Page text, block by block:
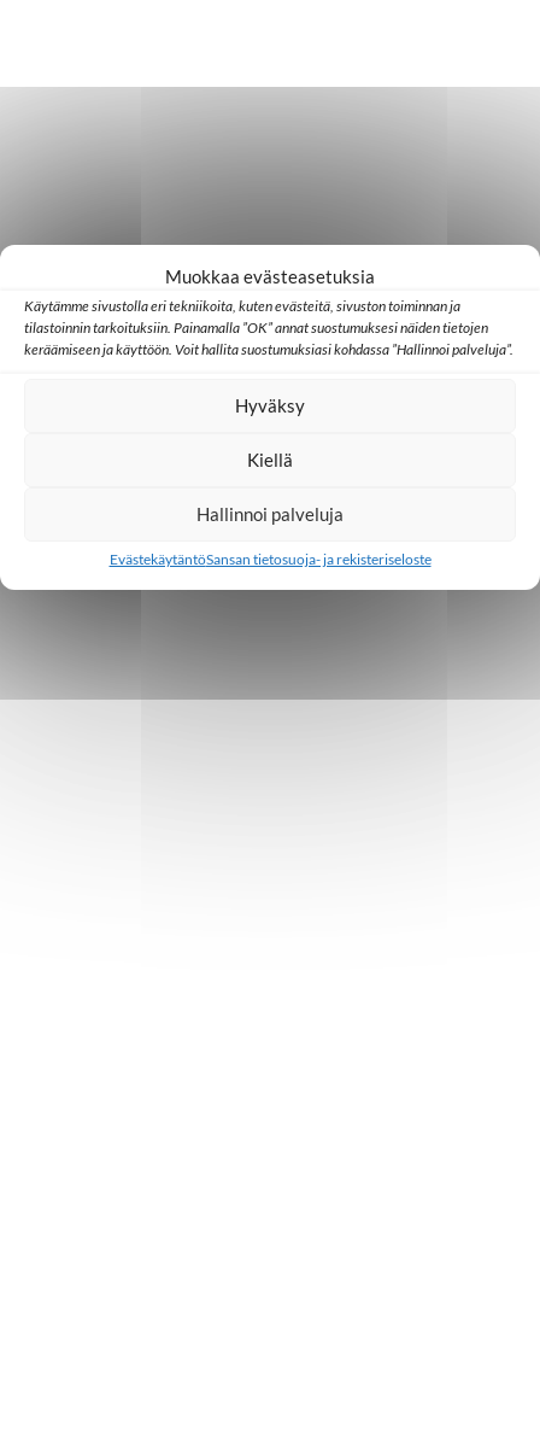
Muokkaa evästeasetuksia
Käytämme sivustolla eri tekniikoita, kuten evästeitä, sivuston toiminnan ja
tilastoinnin tarkoituksiin. Painamalla ”OK” annat suostumuksesi näiden tietojen
keräämiseen ja käyttöön. Voit hallita suostumuksiasi kohdassa ”Hallinnoi palveluja”.
Hyväksy
Kiellä
Hallinnoi palveluja
EvästekäytäntöSansan tietosuoja- ja rekisteriseloste